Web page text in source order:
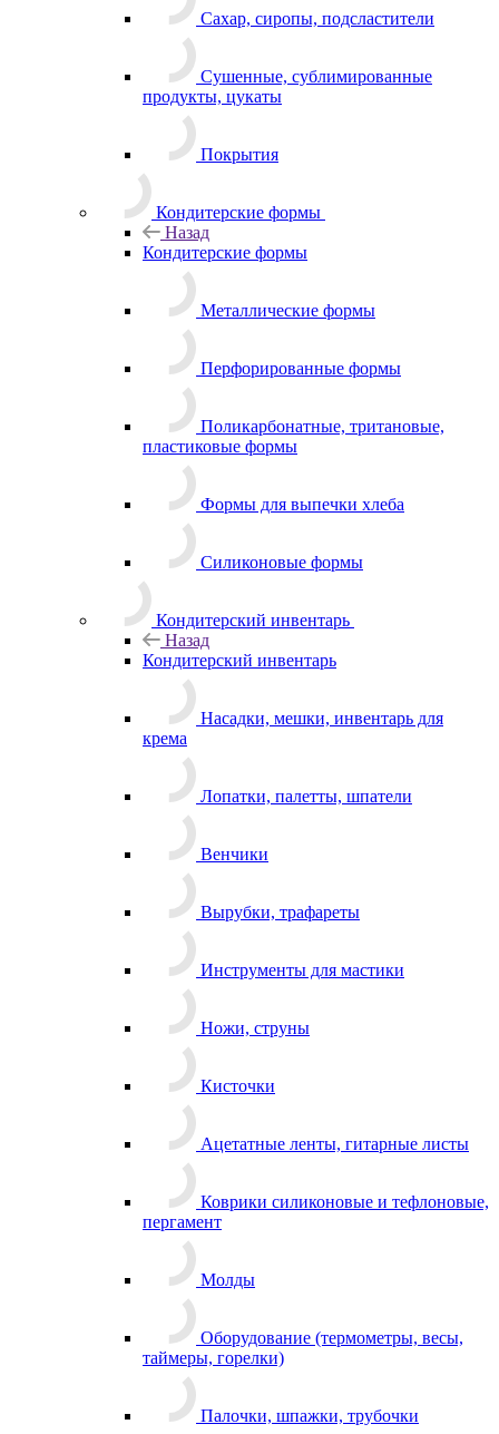
Сахар, сиропы, подсластители
Сушенные, сублимированные
продукты, цукаты
Покрытия
Кондитерские формы
Назад
Кондитерские формы
Металлические формы
Перфорированные формы
Поликарбонатные, тритановые,
пластиковые формы
Формы для выпечки хлеба
Силиконовые формы
Кондитерский инвентарь
Назад
Кондитерский инвентарь
Насадки, мешки, инвентарь для
крема
Лопатки, палетты, шпатели
Венчики
Вырубки, трафареты
Инструменты для мастики
Ножи, струны
Кисточки
Ацетатные ленты, гитарные листы
Коврики силиконовые и тефлоновые,
пергамент
Молды
Оборудование (термометры, весы,
таймеры, горелки)
Палочки, шпажки, трубочки